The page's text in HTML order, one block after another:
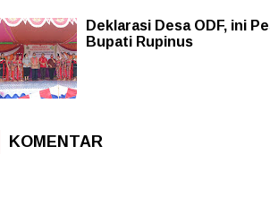
Deklarasi Desa ODF, ini
Bupati Rupinus
KOMENTAR